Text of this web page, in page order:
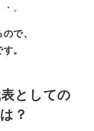
。
で、
。
としての
？